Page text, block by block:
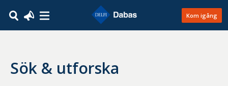
Kom igång
Sök & utforska